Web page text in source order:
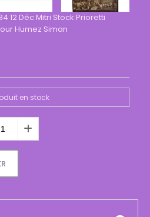
12 Déc Mitri Stock Prioretti
Humez Siman
en stock